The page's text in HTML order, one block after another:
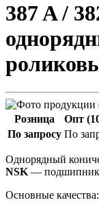
387 A /
Розница Опт
По запросу По
Однорядный
NSK — подшипник
Основные качества: